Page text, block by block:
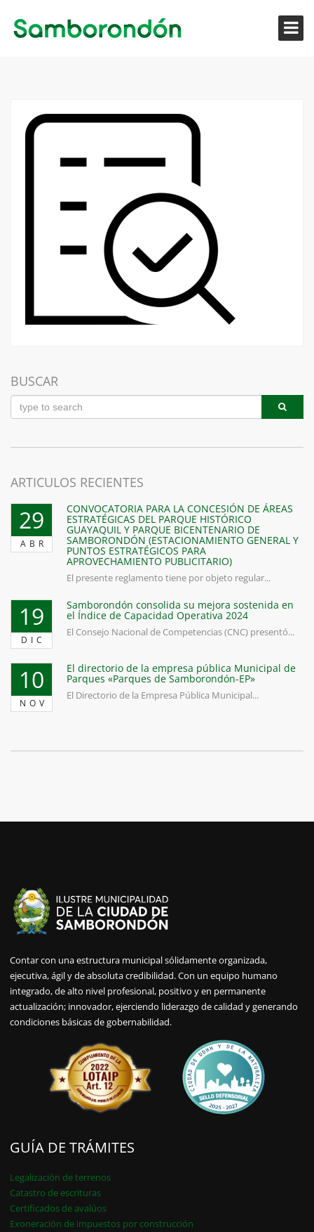
BUSCAR
ARTICULOS RECIENTES
29
ABR
CONVOCATORIA PARA LA CONCESIÓN DE ÁREAS
ESTRATÉGICAS DEL PARQUE HISTÓRICO
GUAYAQUIL Y PARQUE BICENTENARIO DE
SAMBORONDÓN (ESTACIONAMIENTO GENERAL Y
PUNTOS ESTRATÉGICOS PARA
APROVECHAMIENTO PUBLICITARIO)
El presente reglamento tiene por objeto regular...
19
DIC
Samborondón consolida su mejora sostenida en
el Índice de Capacidad Operativa 2024
El Consejo Nacional de Competencias (CNC) presentó...
10
NOV
El directorio de la empresa pública Municipal de
Parques «Parques de Samborondón-EP»
El Directorio de la Empresa Pública Municipal...
Contar con una estructura municipal sólidamente organizada,
ejecutiva, ágil y de absoluta credibilidad. Con un equipo humano
integrado, de alto nivel profesional, positivo y en permanente
actualización; innovador, ejerciendo liderazgo de calidad y generando
condiciones básicas de gobernabilidad.
GUÍA DE TRÁMITES
Legalización de terrenos
Catastro de escrituras
Certificados de avalúos
Exoneración de impuestos por construcción